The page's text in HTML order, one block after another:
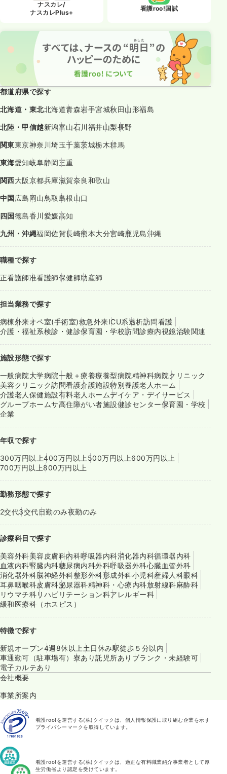
ナスカレ/
ナスカレPlus+
看護roo!国試
都道府県で探す
北海道・東北北海道青森岩手宮城秋田山形福島
北陸・甲信越新潟富山石川福井山梨長野
関東東京神奈川埼玉千葉茨城栃木群馬
東海愛知岐阜静岡三重
関西大阪京都兵庫滋賀奈良和歌山
中国広島岡山鳥取島根山口
四国徳島香川愛媛高知
九州・沖縄福岡佐賀長崎熊本大分宮崎鹿児島沖縄
職種で探す
正看護師准看護師保健師助産師
担当業務で探す
病棟外来オペ室(手術室)救急外来ICU系透析訪問看護
介護・福祉系検診・健診保育園・学校訪問診療内視鏡治験関連
施設形態で探す
一般病院大学病院一般＋療養療養型病院精神科病院クリニック
美容クリニック訪問看護介護施設特別養護老人ホーム
介護老人保健施設有料老人ホームデイケア・デイサービス
グループホームサ高住障がい者施設健診センター保育園・学校
企業
年収で探す
300万円以上400万円以上 500万円以上600万円以上
700万円以上800万円以上
勤務形態で探す
2交代3交代日勤のみ夜勤のみ
診療科目で探す
美容外科美容皮膚科内科呼吸器内科消化器内科循環器内科
血液内科腎臓内科糖尿病内科外科呼吸器外科心臓血管外科
消化器外科脳神経外科整形外科形成外科小児科産婦人科眼科
耳鼻咽喉科皮膚科泌尿器科精神科・心療内科放射線科麻酔科
リウマチ科リハビリテーション科アレルギー科
緩和医療科（ホスピス）
特徴で探す
新規オープン4週8休以上 土日休み駅徒歩５分以内
車通勤可（駐車場有） 寮あり託児所あり ブランク・未経験可
電子カルテあり
会社概要
事業所案内
看護roo!を運営する(株)クイックは、個人情報保護に取り組む企業を示す
プライバシーマークを取得しています。
看護roo!を運営する(株)クイックは、適正な有料職業紹介事業者として厚
生労働省より認定を受けています。